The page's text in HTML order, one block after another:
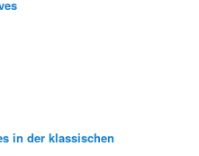
in der klassischen